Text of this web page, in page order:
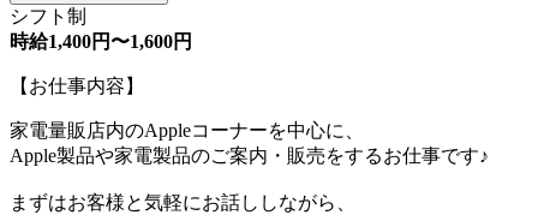
シフト制
時給1,400円〜1,600円
【お仕事内容】
家電量販店内のAppleコーナーを中心に、
Apple製品や家電製品のご案内・販売をするお仕事です♪
まずはお客様と気軽にお話ししながら、